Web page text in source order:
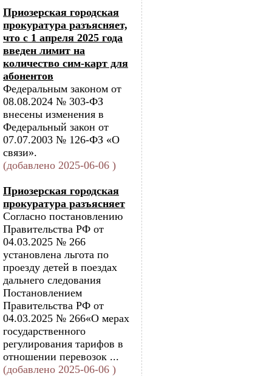
Приозерская городская
прокуратура разъясняет,
что с 1 апреля 2025 года
введен лимит на
количество сим-карт для
абонентов
Федеральным законом от
08.08.2024 № 303-ФЗ
внесены изменения в
Федеральный закон от
07.07.2003 № 126-ФЗ «О
связи».
(добавлено 2025-06-06 )
Приозерская городская
прокуратура разъясняет
Согласно постановлению
Правительства РФ от
04.03.2025 № 266
установлена льгота по
проезду детей в поездах
дальнего следования
Постановлением
Правительства РФ от
04.03.2025 № 266«О мерах
государственного
регулирования тарифов в
отношении перевозок ...
(добавлено 2025-06-06 )